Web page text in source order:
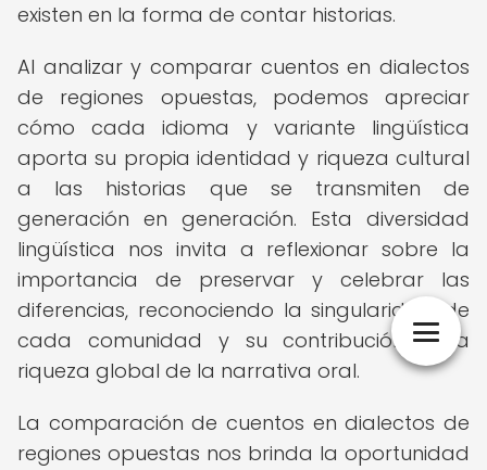
existen en la forma de contar historias.
Al analizar y comparar cuentos en dialectos
de regiones opuestas, podemos apreciar
cómo cada idioma y variante lingüística
aporta su propia identidad y riqueza cultural
a las historias que se transmiten de
generación en generación. Esta diversidad
lingüística nos invita a reflexionar sobre la
importancia de preservar y celebrar las
diferencias, reconociendo la singularidad de
cada comunidad y su contribución a la
riqueza global de la narrativa oral.
La comparación de cuentos en dialectos de
regiones opuestas nos brinda la oportunidad